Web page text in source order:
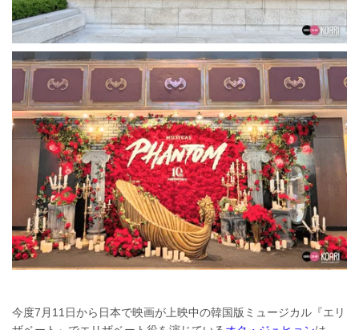
今度7月11日から日本で映画が上映中の韓国版ミュージカル『エリ